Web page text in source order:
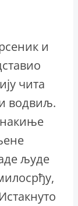
и
чита
водвиљ.
људе